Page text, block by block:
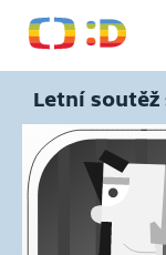
Letní soutěž